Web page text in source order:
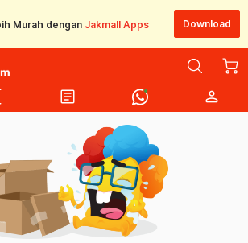
Murah dengan Jakmall Apps Download
article person